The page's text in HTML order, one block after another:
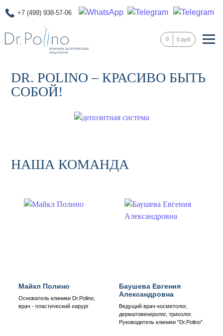
+7 (499) 938-57-06
0 0 руб
DR. POLINO – КРАСИВО БЫТЬ
СОБОЙ!
НАША КОМАНДА
Майкл Полино
Основатель клиники Dr.Polino,
врач - пластический хирург
Баушева Евгения
Александровна
Ведущий врач-косметолог,
дерматовенеролог, трихолог.
Руководитель клиники "Dr.Polino".